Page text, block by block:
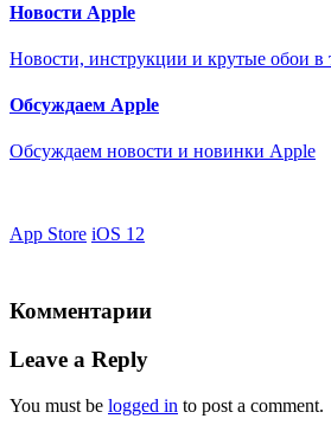
Новости Apple
Новости, инструкции и крутые обои в
Обсуждаем Apple
Обсуждаем новости и новинки Apple
App Store iOS 12
Комментарии
Leave a Reply
You must be logged in to post a comment.